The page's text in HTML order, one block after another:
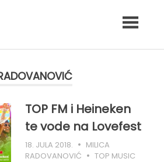
TOP FM i Heineken
te vode na Lovefest
18. JULA 2018.
MILICA
RADOVANOVIĆ
TOP MUSIC